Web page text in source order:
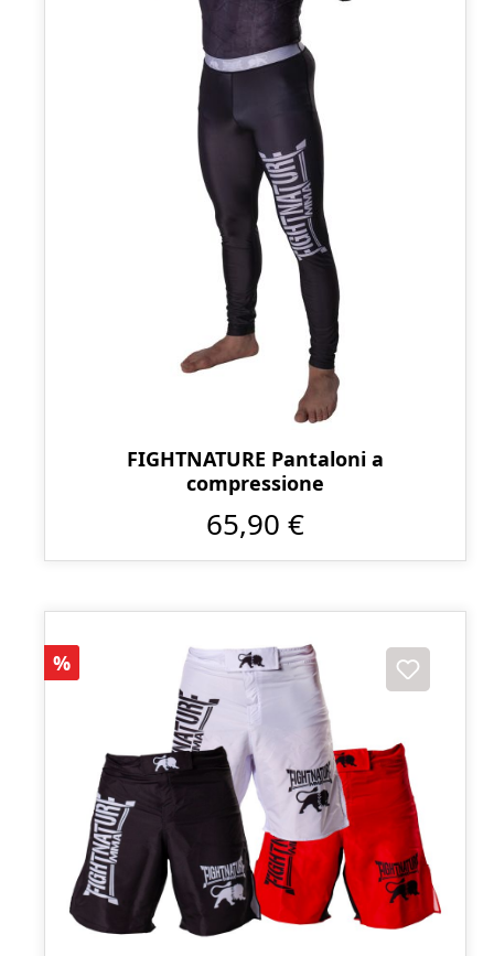
FIGHTNATURE Pantaloni a
compressione
65,90 €
Sconto
%